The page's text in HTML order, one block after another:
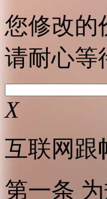
您修改的
请耐心等
X
互联网跟
第一条